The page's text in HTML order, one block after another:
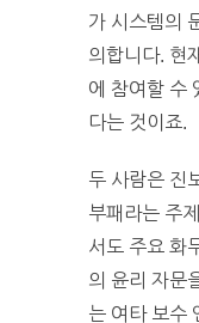
가 시스템의
의합니다. 현
에 참여할 수
다는 것이죠.
두 사람은 진
부패라는 주
서도 주요 화
의 윤리 자문
는 여타 보수